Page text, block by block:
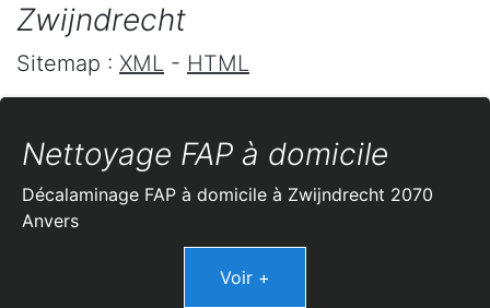
Zwijndrecht
Sitemap : XML - HTML
Nettoyage FAP à domicile
Décalaminage FAP à domicile à Zwijndrecht 2070
Anvers
Voir +